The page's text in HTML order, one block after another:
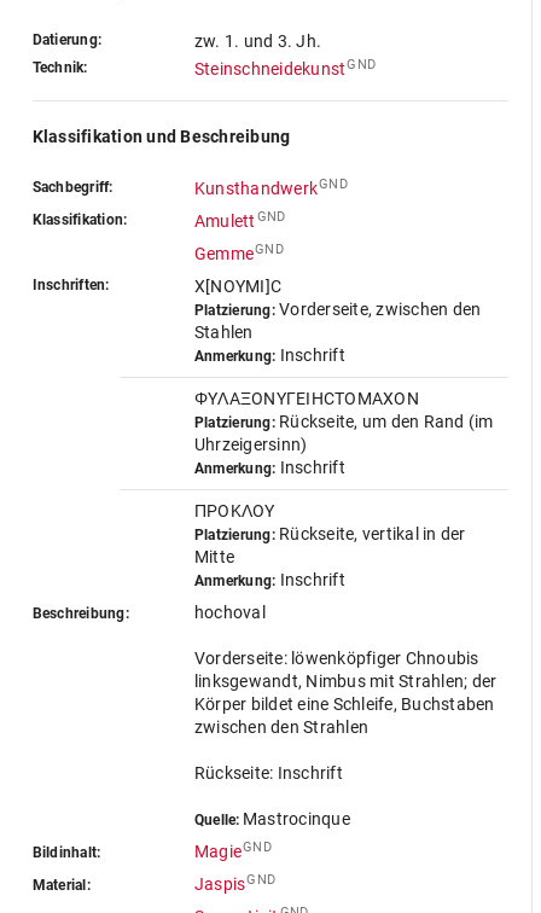
Datierung: zw. 1. und 3. Jh.
Technik: SteinschneidekunstGND
Klassifikation und Beschreibung
Sachbegriff: KunsthandwerkGND
Klassifikation: Amulett GND
GemmeGND
Inschriften: X[NOYMI]C
Platzierung:Vorderseite, zwischen den
Stahlen
Anmerkung: Inschrift
ΦYΛAΞONYΓEIHCTOMAXON
Platzierung:Rückseite, um den Rand (im
Uhrzeigersinn)
Anmerkung: Inschrift
ΠPOKΛOY
Platzierung:Rückseite, vertikal in der
Mitte
Anmerkung: Inschrift
Beschreibung: hochoval
Vorderseite: löwenköpfiger Chnoubis
linksgewandt, Nimbus mit Strahlen; der
Körper bildet eine Schleife, Buchstaben
zwischen den Strahlen
Rückseite: Inschrift
Quelle: Mastrocinque
Bildinhalt: MagieGND
Material: JaspisGND